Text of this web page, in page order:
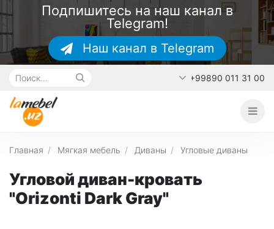
Подпишитесь на наш канал в
Telegram!
Наш канал в Telegram
Наши работы
+99890 011 31 00
Главная Мягкая мебель Диваны Угловые диваны
Угловой диван-кровать
"Orizonti Dark Gray"